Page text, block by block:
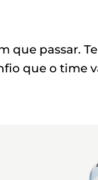
que passar.
que o time